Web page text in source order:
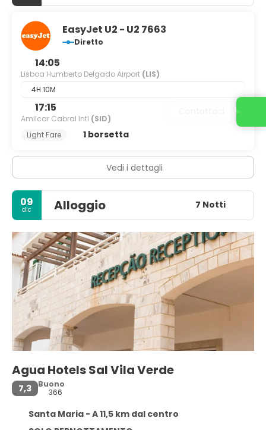
EasyJet U2 - U2 7663
Diretto
14:05
Lisboa Humberto Delgado Airport (LIS)
4H 10M
17:15
Amilcar Cabral Intl (SID)
Light Fare
1 borsetta
Vedi i dettagli
09
dic Alloggio 7 Notti
Agua Hotels Sal Vila Verde
7,3
Buono
366
Santa Maria - A 11,5 km dal centro